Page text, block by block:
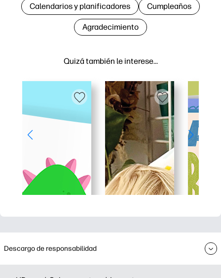
Quizá también le interese…
Calendarios y planificadores Cumpleaños
Agradecimiento
Descargo de responsabilidad